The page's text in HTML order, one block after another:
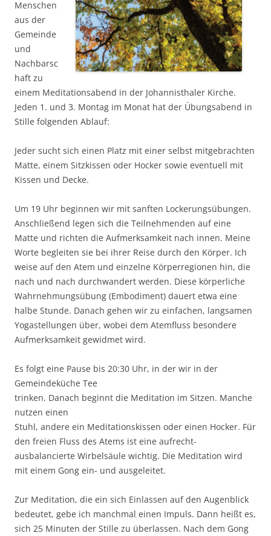
Menschen
aus der
Gemeinde
und
Nachbarsc
haft zu
einem Meditationsabend in der Johannisthaler Kirche.
Jeden 1. und 3. Montag im Monat hat der Übungsabend in
Stille folgenden Ablauf:
Jeder sucht sich einen Platz mit einer selbst mitgebrachten
Matte, einem Sitzkissen oder Hocker sowie eventuell mit
Kissen und Decke.
Um 19 Uhr beginnen wir mit sanften Lockerungsübungen.
Anschließend legen sich die Teilnehmenden auf eine
Matte und richten die Aufmerksamkeit nach innen. Meine
Worte begleiten sie bei ihrer Reise durch den Körper. Ich
weise auf den Atem und einzelne Körperregionen hin, die
nach und nach durchwandert werden. Diese körperliche
Wahrnehmungsübung (Embodiment) dauert etwa eine
halbe Stunde. Danach gehen wir zu einfachen, langsamen
Yogastellungen über, wobei dem Atemfluss besondere
Aufmerksamkeit gewidmet wird.
Es folgt eine Pause bis 20:30 Uhr, in der wir in der
Gemeindeküche Tee
trinken. Danach beginnt die Meditation im Sitzen. Manche
nutzen einen
Stuhl, andere ein Meditationskissen oder einen Hocker. Für
den freien Fluss des Atems ist eine aufrecht-
ausbalancierte Wirbelsäule wichtig. Die Meditation wird
mit einem Gong ein- und ausgeleitet.
Zur Meditation, die ein sich Einlassen auf den Augenblick
bedeutet, gebe ich manchmal einen Impuls. Dann heißt es,
sich 25 Minuten der Stille zu überlassen. Nach dem Gong